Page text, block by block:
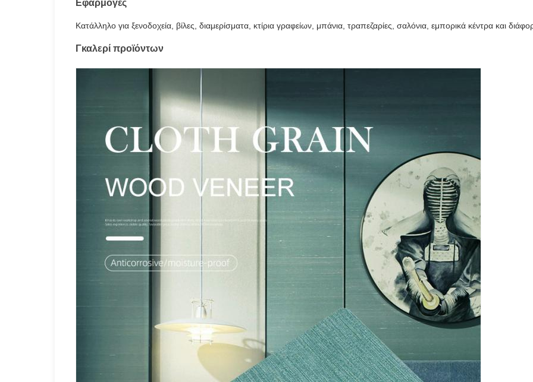
Εφαρμογές
Κατάλληλο για ξενοδοχεία, βίλες, διαμερίσματα, κτίρια γραφείων, μπάνια, τραπεζαρίες, σαλόνια, εμπορικά κέντρα και
Γκαλερί προϊόντων